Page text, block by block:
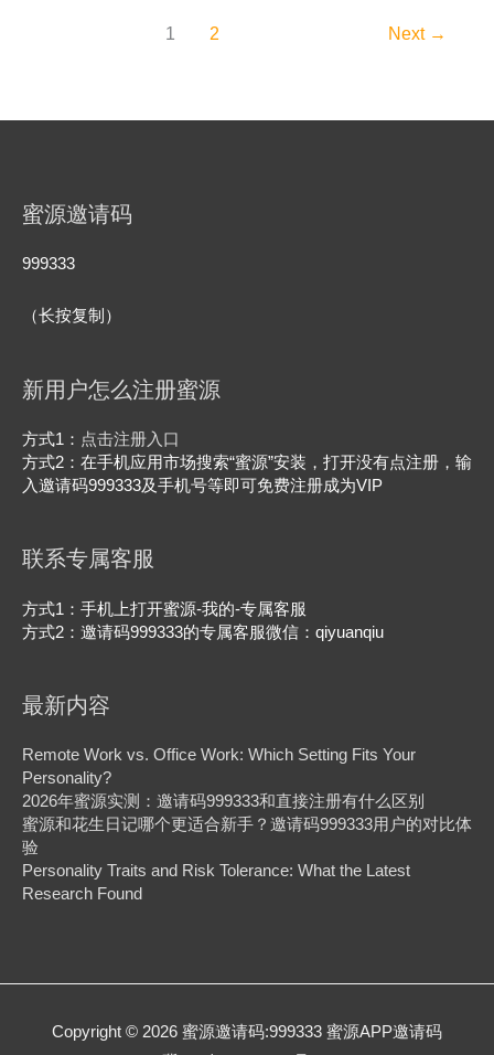
6
月
功
实
1 2 Next →
蜜源邀请码
999333
（长按复制）
新用户怎么注册蜜源
方式1： 点击注册入口
方式2：在手机应用市场搜索“蜜源”安装，打开没有点注册，输
入邀请码999333及手机号等即可免费注册成为VIP
联系专属客服
方式1：手机上打开蜜源-我的-专属客服
方式2：邀请码999333的专属客服微信：qiyuanqiu
最新内容
Remote Work vs. Office Work: Which Setting Fits Your
Personality?
2026年蜜源实测：邀请码999333和直接注册有什么区别
蜜源和花生日记哪个更适合新手？邀请码999333用户的对比体
验
Personality Traits and Risk Tolerance: What the Latest
Research Found
Copyright © 2026 蜜源邀请码:999333 蜜源APP邀请码